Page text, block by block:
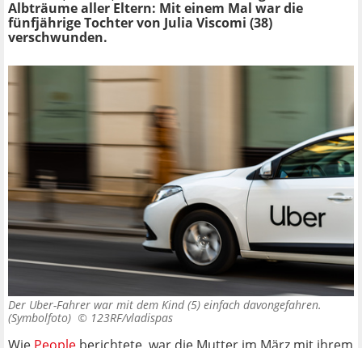
Albträume aller Eltern: Mit einem Mal war die
fünfjährige Tochter von Julia Viscomi (38)
verschwunden.
Der Uber-Fahrer war mit dem Kind (5) einfach davongefahren.
(Symbolfoto) © 123RF/vladispas